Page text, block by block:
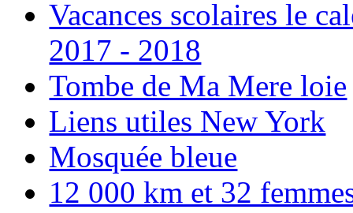
Vacances scolaires le
2017 - 2018
Tombe de Ma Mere loie
Liens utiles New York
Mosquée bleue
12 000 km et 32